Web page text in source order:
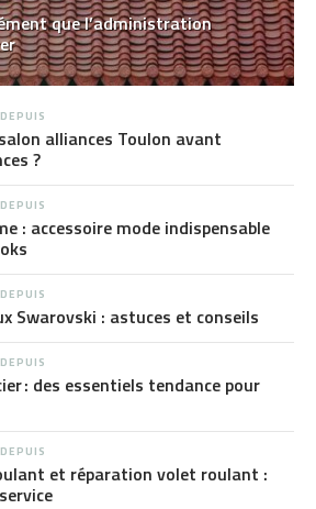
que l’administration
alliances Toulon avant
?
: accessoire mode indispensable
Swarovski : astuces et conseils
: des essentiels tendance pour
et réparation volet roulant :